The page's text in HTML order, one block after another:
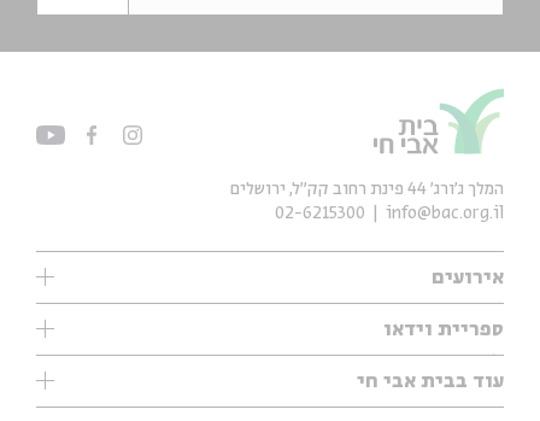
אירועים
עיון
אנגלית
ספריית וידאו
ילדים
מוזיקה
עוד בבית אבי חי
תערוכות
המלך ג'ורג' 44 פינת רחוב קק״ל, ירושלים
info@bac.org.il
02-6215300